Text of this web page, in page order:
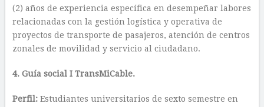
(2) años de experiencia específica en desempeñar labores
relacionadas con la gestión logística y operativa de
proyectos de transporte de pasajeros, atención de centros
zonales de movilidad y servicio al ciudadano.
4. Guía social I TransMiCable.
Perfil:Estudiantes universitarios de sexto semestre en